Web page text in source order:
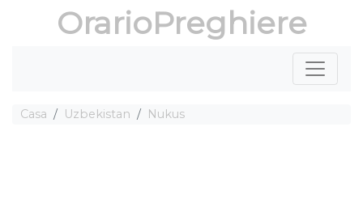
OrarioPreghiere
Casa Uzbekistan Nukus